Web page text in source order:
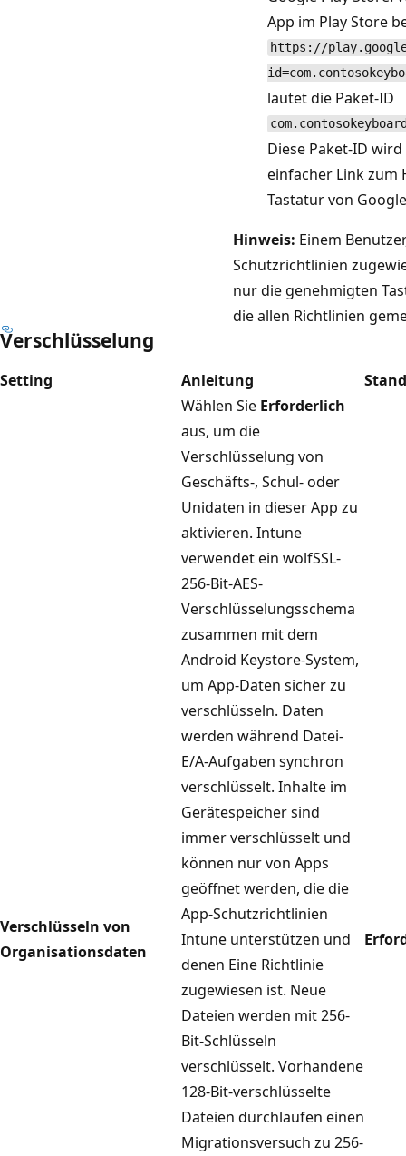
App im Play Store
https://
lautet die Paket-ID
Diese Paket-ID
einfacher Link zum
Tastatur von
Hinweis: Einem
Schutzrichtlinien
nur die genehmigten
die allen Richtlinien
Verschlüsselung
Setting Anleitung
Verschlüsseln von
Organisationsdaten
Wählen Sie Erforderlich
aus, um die
Verschlüsselung von
Geschäfts-, Schul- oder
Unidaten in dieser App zu
aktivieren. Intune
verwendet ein wolfSSL-
256-Bit-AES-
Verschlüsselungsschema
zusammen mit dem
Android Keystore-System,
um App-Daten sicher zu
verschlüsseln. Daten
werden während Datei-
E/A-Aufgaben synchron
verschlüsselt. Inhalte im
Gerätespeicher sind
immer verschlüsselt und
können nur von Apps
geöffnet werden, die die
App-Schutzrichtlinien
Intune unterstützen und
denen Eine Richtlinie
zugewiesen ist. Neue
Dateien werden mit 256-
Bit-Schlüsseln
verschlüsselt. Vorhandene
128-Bit-verschlüsselte
Dateien durchlaufen einen
Migrationsversuch zu 256-